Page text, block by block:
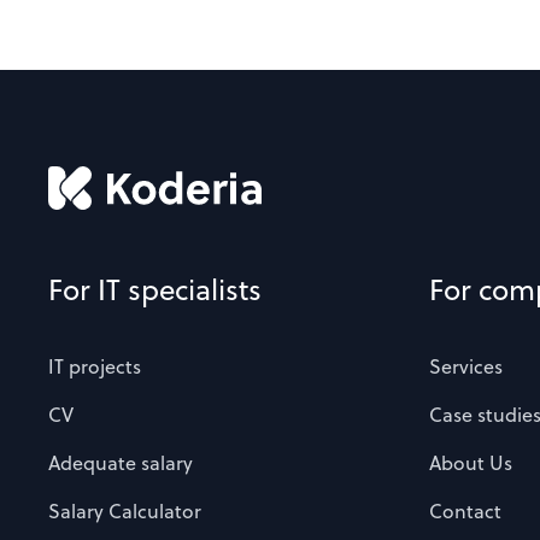
For IT specialists
IT projects
CV
Adequate salary
Salary Calculator
For
Services
Case studies
About Us
Contact